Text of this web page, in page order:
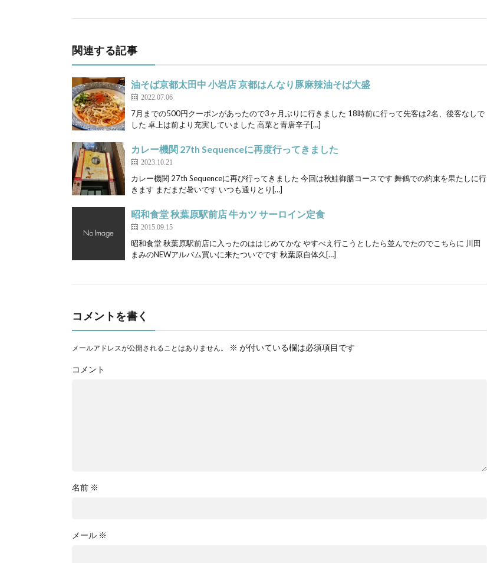
関連する記事
油そば京都太田中 小岩店 京都はんなり豚麻辣油そば大盛
2022.07.06
7月までの500円クーポンがあったので3ヶ月ぶりに行きました 18時前に行って先客は2名、後客なしで
した 卓上は前より充実していました 高菜と青唐辛子[…]
カレー機関 27th Sequenceに再度行ってきました
2023.10.21
カレー機関 27th Sequenceに再び行ってきました 今回は秋鮭御膳コースです 舞鶴での約束を果たしに行
きます まだまだ暑いです いつも通りとり[…]
昭和食堂 秋葉原駅前店 牛カツ サーロイン定食
2015.09.15
昭和食堂 秋葉原駅前店に入ったのははじめてかな やすべえ行こうとしたら並んでたのでこちらに 川田
まみのNEWアルバム買いに来たついでです 秋葉原自体久[…]
コメントを書く
メールアドレスが公開されることはありません。 ※ が付いている欄は必須項目です
コメント
名前 ※
メール ※